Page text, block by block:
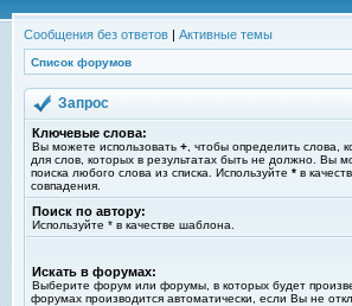
Сообщения без ответов | Активные темы
Список форумов
Запрос
Ключевые слова:
Вы можете использовать + , чтобы определить слова,
для слов, которых в результатах быть не должно. Вы
поиска любого слова из списка. Используйте * в
совпадения.
Поиск по автору:
Используйте * в качестве шаблона.
Искать в форумах:
Выберите форум или форумы, в которых будет
форумах производится автоматически, если Вы не